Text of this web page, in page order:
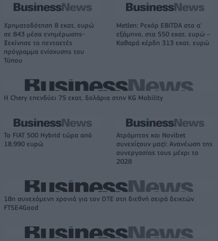
Χρηματοδότηση 8 εκατ. ευρώ
σε 843 μέσα ενημέρωσης-
Ξεκίνησε το πενταετές
πρόγραμμα ενίσχυσης του
Τύπου
Metlen: Ρεκόρ EBITDA στο α'
εξάμηνο, στα 550 εκατ. ευρώ –
Καθαρά κέρδη 313 εκατ. ευρώ
Η Chery επενδύει 75 εκατ. δολάρια στην KG Mobility
Το FIAT 500 Hybrid τώρα από
18.990 ευρώ
Ατρόμητος και Novibet
συνεχίζουν μαζί: Ανανέωση της
συνεργασίας τους μέχρι το
2028
18η συνεχόμενη χρονιά για τον ΟΤΕ στη διεθνή σειρά δεικτών
FTSE4Good